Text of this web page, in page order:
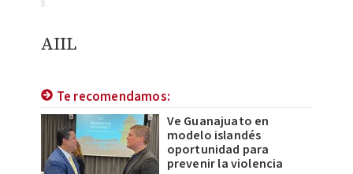
AIIL
Te recomendamos:
Ve Guanajuato en
modelo islandés
oportunidad para
prevenir la violencia